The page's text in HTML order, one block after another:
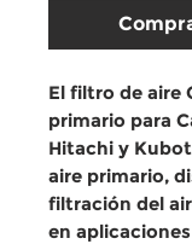
El filtro de aire
primario para
Hitachi y
aire primario,
filtración del
en